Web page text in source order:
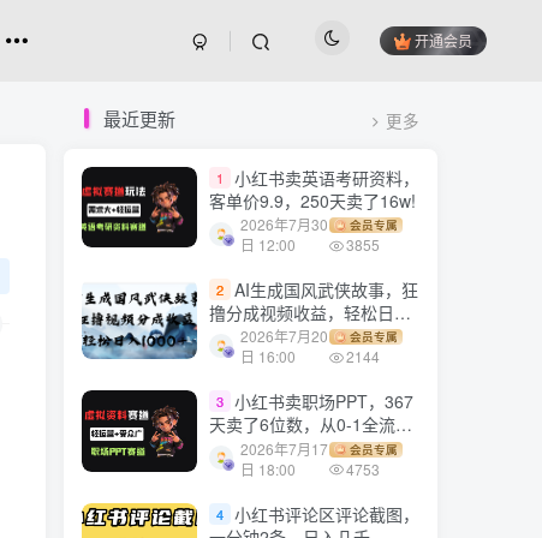
开通会员
最近更新 更多
1
小红书卖英语考研资料，
客单价9.9，250天卖了16w!
2026年7月30
日 12:00
会员专属
3855
2 AI生成国风武侠故事，狂
撸分成视频收益，轻松日入
1000+【可多平台分发】！
2026年7月20
日 16:00
会员专属
2144
3 小红书卖职场PPT，367
天卖了6位数，从0-1全流程
讲解2026年7月17
日 18:00
会员专属
4753
4 小红书评论区评论截图，